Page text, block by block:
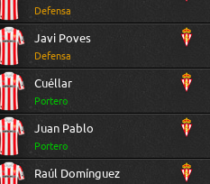
Defensa
Javi Poves
Defensa
Cuéllar
Portero
Juan Pablo
Portero
Raúl Domínguez